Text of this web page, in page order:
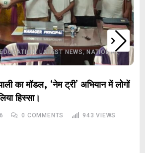
EDUCATION,LATEST NEWS,NATIONAL,
का मॉडल, ‘नेम ट्री’ अभियान में लोगों
हिस्सा।
0 COMMENTS 943 VIEWS